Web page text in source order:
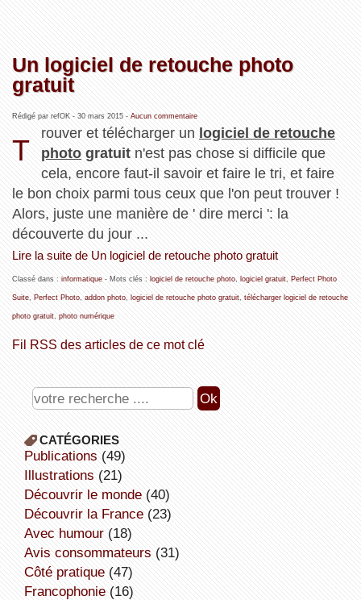
Un logiciel de retouche photo
gratuit
Rédigé par refOK - 30 mars 2015- Aucun commentaire
T
rouver et télécharger un logiciel de retouche
photo gratuit n'est pas chose si difficile que
cela, encore faut-il savoir et faire le tri, et faire
le bon choix parmi tous ceux que l'on peut trouver !
Alors, juste une manière de ' dire merci ': la
découverte du jour ...
Lire la suite de Un logiciel de retouche photo gratuit
Classé dans : informatique- Mots clés : logiciel de retouche photo, logiciel gratuit, Perfect Photo
Suite, Perfect Photo, addon photo, logiciel de retouche photo gratuit, télécharger logiciel de retouche
photo gratuit, photo numérique
Fil RSS des articles de ce mot clé
CATÉGORIES
publications (49)
illustrations (21)
découvrir le monde(40)
découvrir la France(23)
avec humour(18)
avis consommateurs (31)
côté pratique(47)
Francophonie(16)